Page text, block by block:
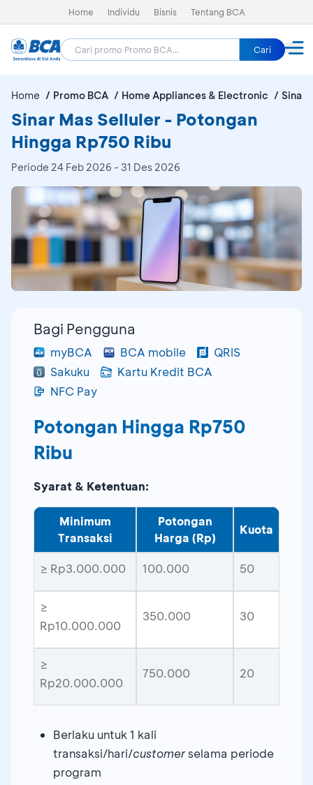
Home Individu Bisnis Tentang BCA
Cari
Home Promo BCA Home Appliances & Electronic Sinar
Sinar Mas Selluler - Potongan
Hingga Rp750 Ribu
Periode 24 Feb 2026 - 31 Des 2026
Bagi Pengguna
myBCA BCA mobile
QRIS
Sakuku
Kartu Kredit BCA
NFC Pay
Potongan Hingga Rp750
Ribu
Syarat & Ketentuan:
Minimum
Transaksi
Potongan
Harga (Rp)
Kuota
≥ Rp3.000.000 100.000 50
≥
Rp10.000.000
350.000 30
≥
Rp20.000.000
750.000 20
Berlaku untuk 1 kali
transaksi/hari/customerselama periode
program